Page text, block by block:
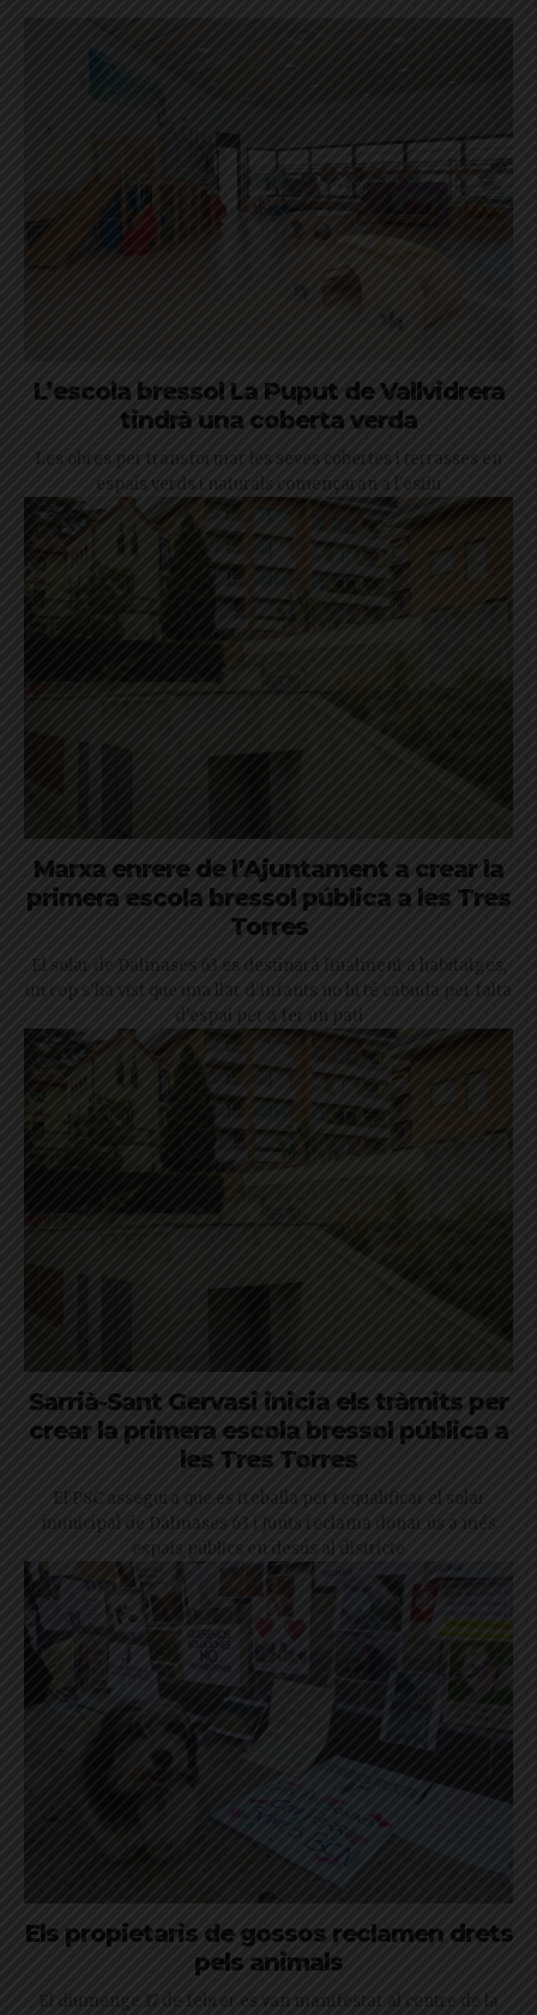
L’escola bressol La Puput de Vallvidrera
tindrà una coberta verda
Les obres per transformar les seves cobertes i terrasses en
espais verds i naturals començaran a l'estiu
Marxa enrere de l’Ajuntament a crear la
primera escola bressol pública a les Tres
Torres
El solar de Dalmases 63 es destinarà finalment a habitatges,
un cop s'ha vist que una llar d'infants no hi té cabuda per falta
d'espai per a fer un pati
Sarrià-Sant Gervasi inicia els tràmits per
crear la primera escola bressol pública a
les Tres Torres
El PSC assegura que es treballa per requalificar el solar
municipal de Dalmases 63 i Junts reclama donar ús a més
espais públics en desús al districte
Els propietaris de gossos reclamen drets
pels animals
El diumenge 17 de febrer es van manifestar al centre de la